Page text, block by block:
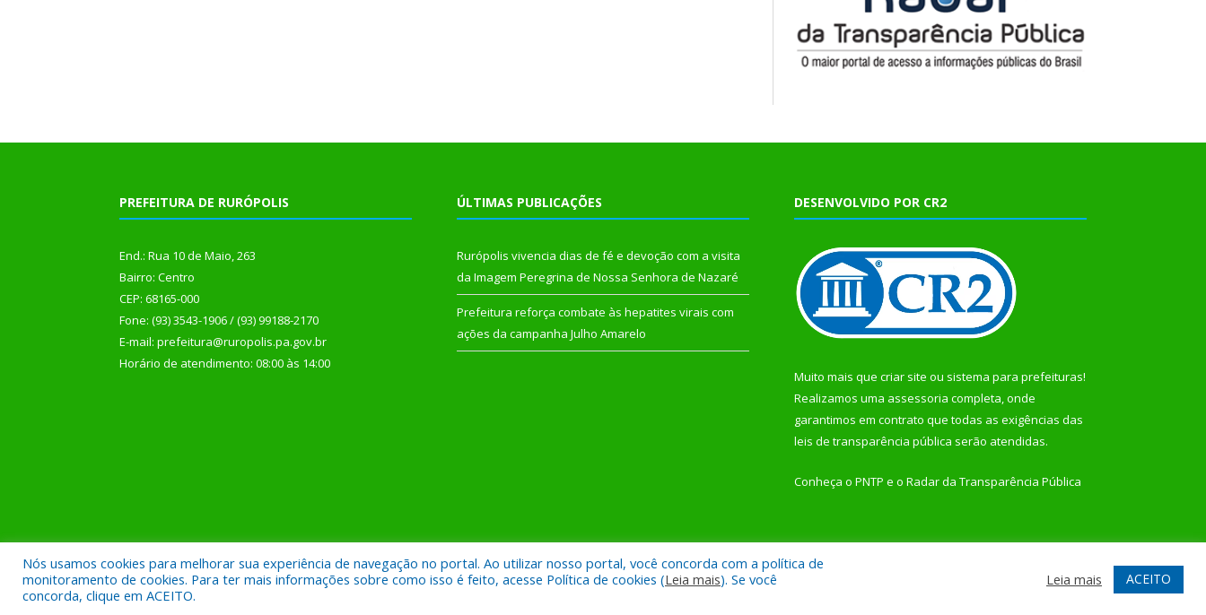
PREFEITURA DE RURÓPOLIS
End.: Rua 10 de Maio, 263
Bairro: Centro
CEP: 68165-000
Fone: (93) 3543-1906 / (93) 99188-2170
E-mail: prefeitura@ruropolis.pa.gov.br
Horário de atendimento: 08:00 às 14:00
ÚLTIMAS PUBLICAÇÕES
Rurópolis vivencia dias de fé e devoção com a visita
da Imagem Peregrina de Nossa Senhora de Nazaré
Prefeitura reforça combate às hepatites virais com
ações da campanha Julho Amarelo
DESENVOLVIDO POR CR2
Muito mais que criar site ou sistema para prefeituras!
Realizamos uma assessoria completa, onde
garantimos em contrato que todas as exigências das
leis de transparência pública serão atendidas.
Conheça o PNTP e o Radar da Transparência Pública
Todos os direitos reservados a Prefeitura Municipal de Rurópolis. Mapa do Site Acessar Webmail
Nós usamos cookies para melhorar sua experiência de navegação no portal. Ao utilizar nosso portal, você concorda com a política de
monitoramento de cookies. Para ter mais informações sobre como isso é feito, acesse Política de cookies (Leia mais). Se você
concorda, clique em ACEITO.
Leia mais ACEITO